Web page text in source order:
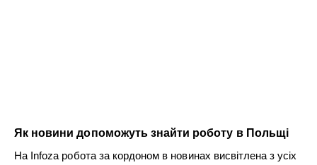
Як новини допоможуть знайти роботу в Польщі
На Infoza робота за кордоном в новинах висвітлена з усіх